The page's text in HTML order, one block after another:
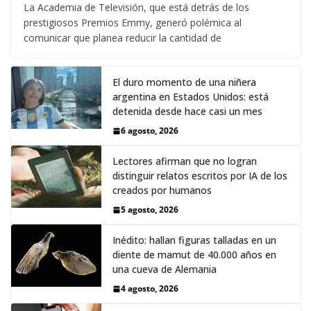
La Academia de Televisión, que está detrás de los
prestigiosos Premios Emmy, generó polémica al
comunicar que planea reducir la cantidad de
El duro momento de una niñera
argentina en Estados Unidos: está
detenida desde hace casi un mes
6 agosto, 2026
Lectores afirman que no logran
distinguir relatos escritos por IA de los
creados por humanos
5 agosto, 2026
Inédito: hallan figuras talladas en un
diente de mamut de 40.000 años en
una cueva de Alemania
4 agosto, 2026